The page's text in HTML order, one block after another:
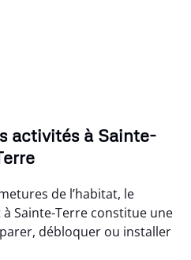
activités à Sainte-
de l’habitat, le
Sainte-Terre constitue une
débloquer ou installer